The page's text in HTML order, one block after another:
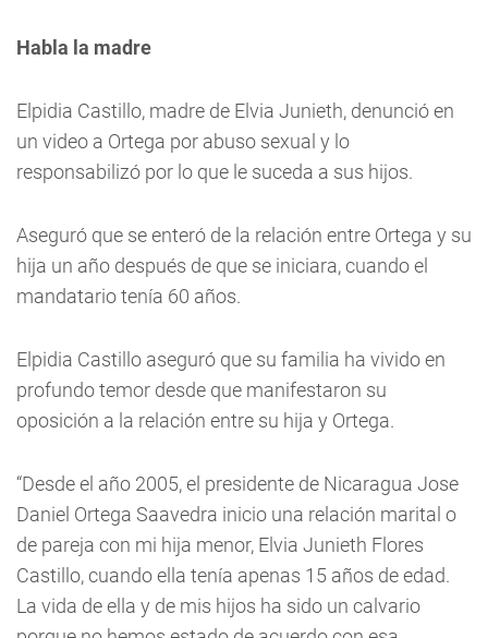
Habla la madre
Elpidia Castillo, madre de Elvia Junieth, denunció en
un video a Ortega por abuso sexual y lo
responsabilizó por lo que le suceda a sus hijos.
Aseguró que se enteró de la relación entre Ortega y su
hija un año después de que se iniciara, cuando el
mandatario tenía 60 años.
Elpidia Castillo aseguró que su familia ha vivido en
profundo temor desde que manifestaron su
oposición a la relación entre su hija y Ortega.
“Desde el año 2005, el presidente de Nicaragua Jose
Daniel Ortega Saavedra inicio una relación marital o
de pareja con mi hija menor, Elvia Junieth Flores
Castillo, cuando ella tenía apenas 15 años de edad.
La vida de ella y de mis hijos ha sido un calvario